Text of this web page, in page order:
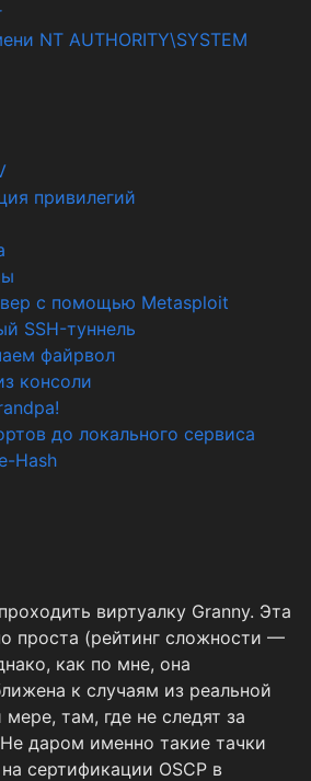
NT AUTHORITY\SYSTEM
привилегий
с помощью Metasploit
SSH-туннель
файрвол
консоли
до локального сервиса
Hash
виртуалку Granny. Эта
проста (рейтинг сложности —
как по мне, она
к случаям из реальной
там, где не следят за
даром именно такие тачки
сертификации OSCP в